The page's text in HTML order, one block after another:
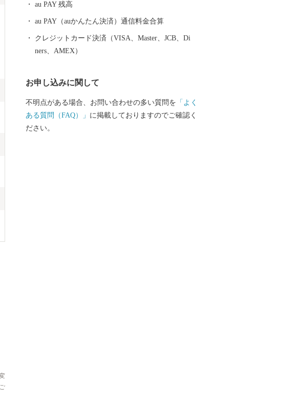
au PAY 残高
au PAY（auかんたん決済）通信料金合算
クレジットカード決済（VISA、Master、JCB、Di
ners、AMEX）
お申し込みに関して
不明点がある場合、お問い合わせの多い質問を 「よく
ある質問（FAQ）」 に掲載しておりますのでご確認く
ださい。